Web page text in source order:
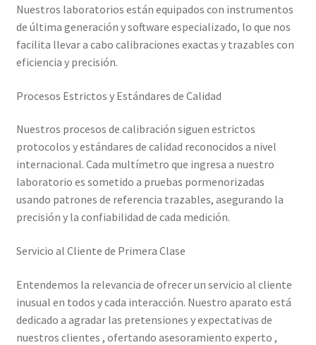
Servicios de calibración eléctrica
Sobre Nosotros – Elekmed México
Soporte
Tienda
Trayectoria de Elekmed México
Visión de Elekmed México
Nuestros laboratorios están equipados con instrumentos
de última generación y software especializado, lo que nos
facilita llevar a cabo calibraciones exactas y trazables con
eficiencia y precisión.
Procesos Estrictos y Estándares de Calidad
Nuestros procesos de calibración siguen estrictos
protocolos y estándares de calidad reconocidos a nivel
internacional. Cada multímetro que ingresa a nuestro
laboratorio es sometido a pruebas pormenorizadas
usando patrones de referencia trazables, asegurando la
precisión y la confiabilidad de cada medición.
Servicio al Cliente de Primera Clase
Entendemos la relevancia de ofrecer un servicio al cliente
inusual en todos y cada interacción. Nuestro aparato está
dedicado a agradar las pretensiones y expectativas de
nuestros clientes , ofertando asesoramiento experto ,